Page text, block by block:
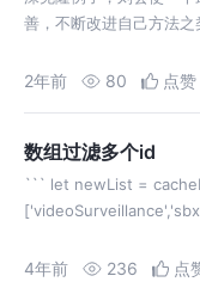
善，不断改进自己方法
2年前 80 点赞
数组过滤多个id
``` let newList =
4年前 236 点